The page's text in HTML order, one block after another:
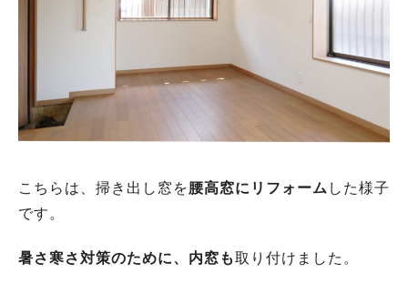
こちらは、掃き出し窓を腰高窓にリフォーム した様子
です。
暑さ寒さ対策のために、内窓も取り付けました。